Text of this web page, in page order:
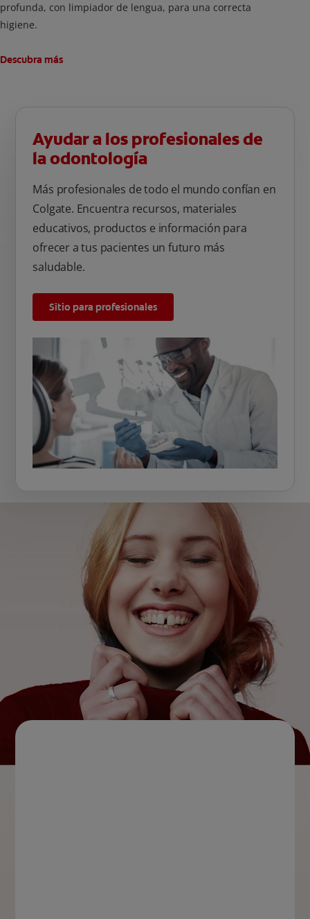
profunda, con limpiador de lengua, para una correcta
higiene.
Descubra más
Ayudar a los profesionales de
la odontología
Más profesionales de todo el mundo confían en
Colgate. Encuentra recursos, materiales
educativos, productos e información para
ofrecer a tus pacientes un futuro más
saludable.
Sitio para profesionales